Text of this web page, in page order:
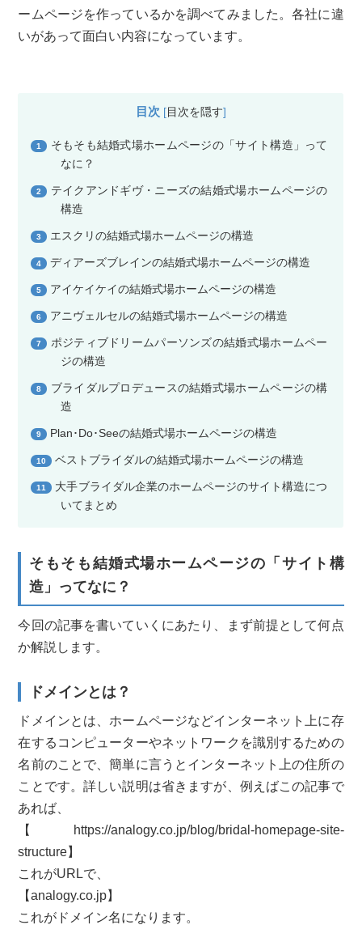
ームページを作っているかを調べてみました。各社に違
いがあって面白い内容になっています。
目次 [目次を隠す]
1
そもそも結婚式場ホームページの「サイト構造」って
なに？
2
テイクアンドギヴ・ニーズの結婚式場ホームページの
構造
3 エスクリの結婚式場ホームページの構造
4 ディアーズブレインの結婚式場ホームページの構造
5 アイケイケイの結婚式場ホームページの構造
6 アニヴェルセルの結婚式場ホームページの構造
7
ポジティブドリームパーソンズの結婚式場ホームペー
ジの構造
8
ブライダルプロデュースの結婚式場ホームページの構
造
9 Plan･Do･Seeの結婚式場ホームページの構造
10 ベストブライダルの結婚式場ホームページの構造
11
大手ブライダル企業のホームページのサイト構造につ
いてまとめ
そもそも結婚式場ホームページの「サイト構
造」ってなに？
今回の記事を書いていくにあたり、まず前提として何点
か解説します。
ドメインとは？
ドメインとは、ホームページなどインターネット上に存
在するコンピューターやネットワークを識別するための
名前のことで、簡単に言うとインターネット上の住所の
ことです。詳しい説明は省きますが、例えばこの記事で
あれば、
【https://analogy.co.jp/blog/bridal-homepage-site-
structure】
これがURLで、
【analogy.co.jp】
これがドメイン名になります。